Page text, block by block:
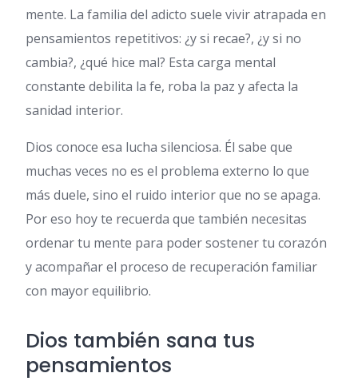
mente. La familia del adicto suele vivir atrapada en
pensamientos repetitivos: ¿y si recae?, ¿y si no
cambia?, ¿qué hice mal? Esta carga mental
constante debilita la fe, roba la paz y afecta la
sanidad interior.
Dios conoce esa lucha silenciosa. Él sabe que
muchas veces no es el problema externo lo que
más duele, sino el ruido interior que no se apaga.
Por eso hoy te recuerda que también necesitas
ordenar tu mente para poder sostener tu corazón
y acompañar el proceso de recuperación familiar
con mayor equilibrio.
Dios también sana tus
pensamientos